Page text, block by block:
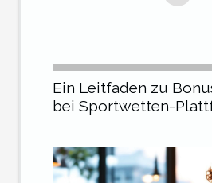
Ein Leitfaden zu
bei Sportwetten-